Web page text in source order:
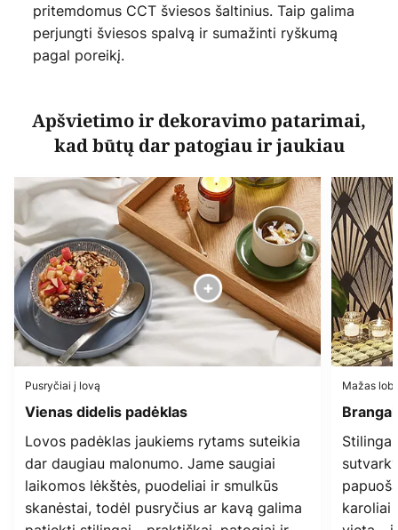
pritemdomus CCT šviesos šaltinius. Taip galima
perjungti šviesos spalvą ir sumažinti ryškumą
pagal poreikį.
Apšvietimo ir dekoravimo patarimai,
kad būtų dar patogiau ir jaukiau
Pusryčiai į lovą
Vienas didelis padėklas
Lovos padėklas jaukiems rytams suteikia
dar daugiau malonumo. Jame saugiai
laikomos lėkštės, puodeliai ir smulkūs
skanėstai, todėl pusryčius ar kavą galima
Mažas
Stilinga
karoliai